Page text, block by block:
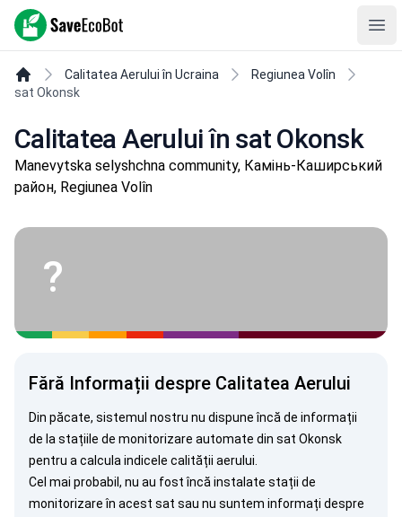
SaveEcoBot
Calitatea Aerului în Ucraina
Regiunea Volîn
sat Okonsk
Calitatea Aerului în sat Okonsk
Manevytska selyshchna community, Камінь-Каширський
район, Regiunea Volîn
?
Fără Informații despre Calitatea Aerului
Din păcate, sistemul nostru nu dispune încă de informații
de la stațiile de monitorizare automate din sat Okonsk
pentru a calcula indicele calității aerului.
Cel mai probabil, nu au fost încă instalate stații de
monitorizare în acest sat sau nu suntem informați despre